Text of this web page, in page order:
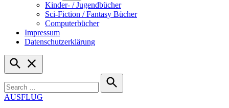
Kinder- / Jugendbücher
Sci-Fiction / Fantasy Bücher
Computerbücher
Impressum
Datenschutzerklärung
Open
Search
for:
Search
POSTED
AUSFLUG